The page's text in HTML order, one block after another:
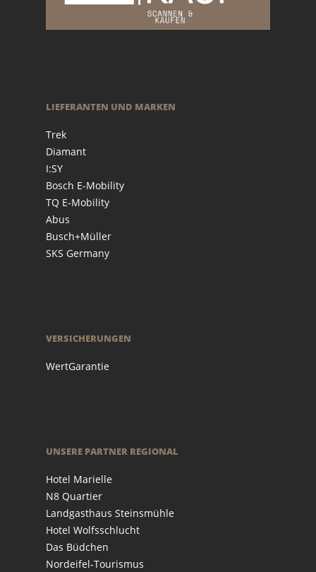
LIEFERANTEN UND MARKEN
Trek
Diamant
I:SY
Bosch E-Mobility
TQ E-Mobility
Abus
Busch+Müller
SKS Germany
VERSICHERUNGEN
WertGarantie
UNSERE PARTNER REGIONAL
Hotel Marielle
N8 Quartier
Landgasthaus Steinsmühle
Hotel Wolfsschlucht
Das Büdchen
Nordeifel-Tourismus